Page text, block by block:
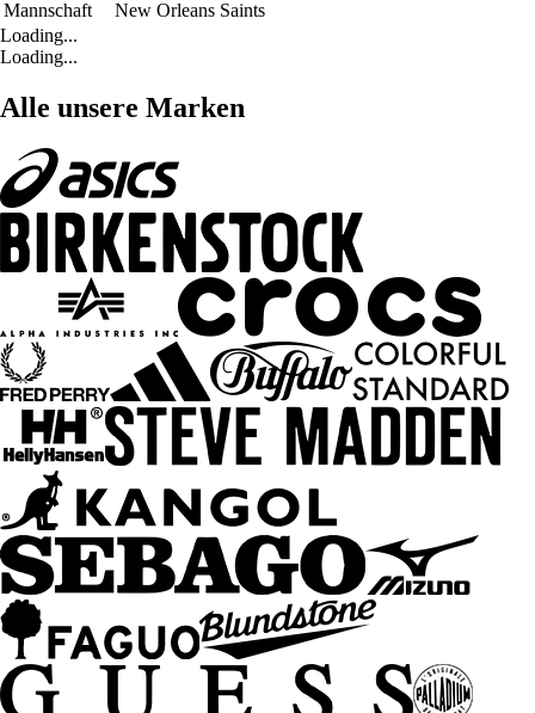
Mannschaft
New Orleans Saints
Loading...
Loading...
Alle unsere Marken